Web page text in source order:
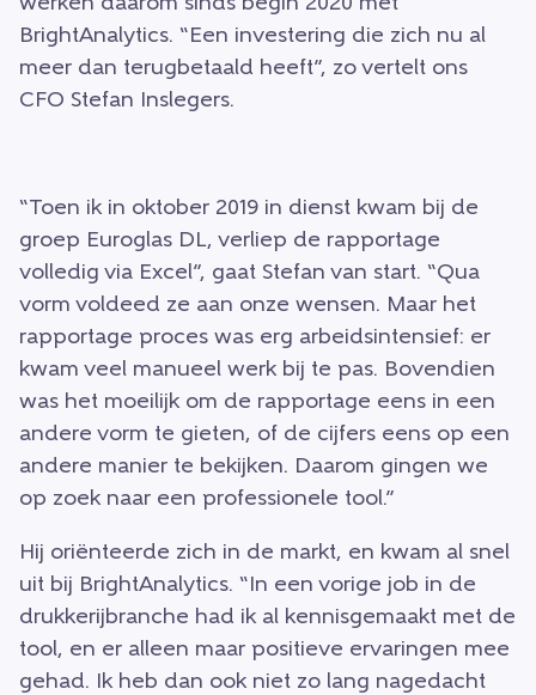
werken daarom sinds begin 2020 met
BrightAnalytics. “Een investering die zich nu al
meer dan terugbetaald heeft”, zo vertelt ons
CFO Stefan Inslegers.
“Toen ik in oktober 2019 in dienst kwam bij de
groep Euroglas DL, verliep de rapportage
volledig via Excel”, gaat Stefan van start. “Qua
vorm voldeed ze aan onze wensen. Maar het
rapportage proces was erg arbeidsintensief: er
kwam veel manueel werk bij te pas. Bovendien
was het moeilijk om de rapportage eens in een
andere vorm te gieten, of de cijfers eens op een
andere manier te bekijken. Daarom gingen we
op zoek naar een professionele tool.”
Hij oriënteerde zich in de markt, en kwam al snel
uit bij BrightAnalytics. “In een vorige job in de
drukkerijbranche had ik al kennisgemaakt met de
tool, en er alleen maar positieve ervaringen mee
gehad. Ik heb dan ook niet zo lang nagedacht